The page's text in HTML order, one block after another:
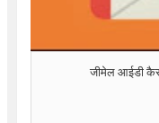
जीमेल आईडी